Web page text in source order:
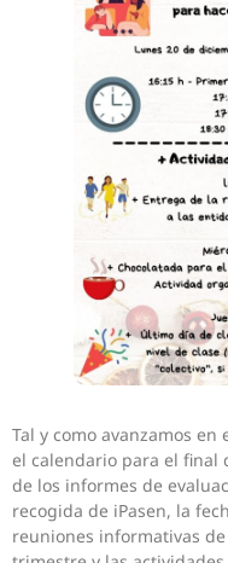
Tal y como avanzamos
el calendario para el final
de los informes de
recogida de iPasen, la
reuniones informativas